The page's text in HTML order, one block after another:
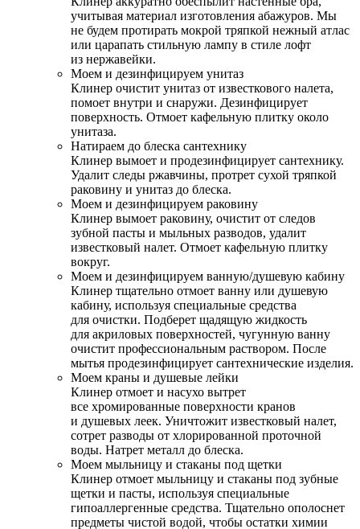
учитывая материал изготовления абажуров. Мы
не будем протирать мокрой тряпкой нежный атлас
или царапать стильную лампу в стиле лофт
из нержавейки.
Моем и дезинфицируем унитаз
Клинер очистит унитаз от известкового налета,
помоет внутри и снаружи. Дезинфицирует
поверхность. Отмоет кафельную плитку около
унитаза.
Натираем до блеска сантехнику
Клинер вымоет и продезинфицирует сантехнику.
Удалит следы ржавчины, протрет сухой тряпкой
раковину и унитаз до блеска.
Моем и дезинфицируем раковину
Клинер вымоет раковину, очистит от следов
зубной пасты и мыльных разводов, удалит
известковый налет. Отмоет кафельную плитку
вокруг.
Моем и дезинфицируем ванную/душевую кабину
Клинер тщательно отмоет ванну или душевую
кабину, используя специальные средства
для очистки. Подберет щадящую жидкость
для акриловых поверхностей, чугунную ванну
очистит профессиональным раствором. После
мытья продезинфицирует сантехнические изделия.
Моем краны и душевые лейки
Клинер отмоет и насухо вытрет
все хромированные поверхности кранов
и душевых леек. Уничтожит известковый налет,
сотрет разводы от хлорированной проточной
воды. Натрет металл до блеска.
Моем мыльницу и стаканы под щетки
Клинер отмоет мыльницу и стаканы под зубные
щетки и пасты, используя специальные
гипоаллергенные средства. Тщательно ополоснет
предметы чистой водой, чтобы остатки химии